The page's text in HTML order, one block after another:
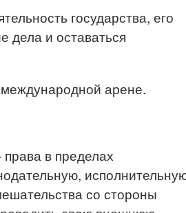
государства, его
дела и оставаться
арене.
в пределах
со стороны